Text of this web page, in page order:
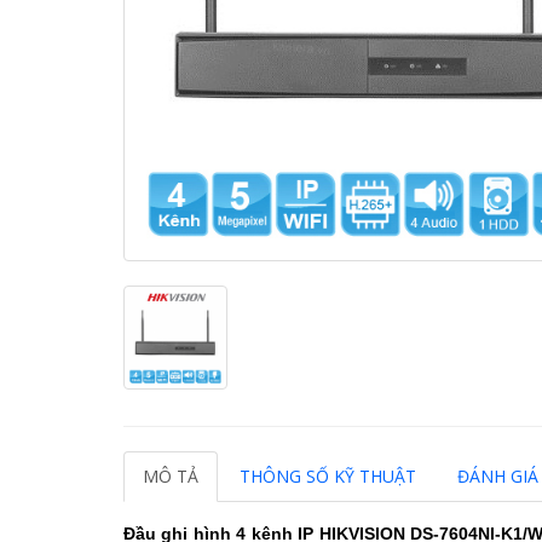
MÔ TẢ THÔNG SỐ KỸ THUẬT ĐÁNH GIÁ
Đầu ghi hình 4 kênh IP HIKVISION DS-7604NI-K1/